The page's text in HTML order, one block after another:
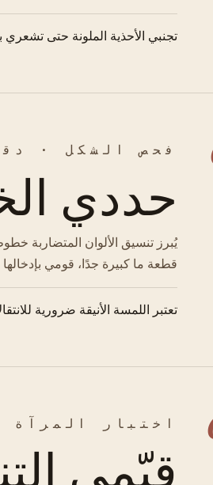
تجنبي الأحذية الملونة حتى
فحص الشكل ·
حددي
يُبرز تنسيق الألوان
قطعة ما كبيرة جدًا، قومي
تعتبر اللمسة الأنيقة ضرورية
اختبار المرآة
قيّمي